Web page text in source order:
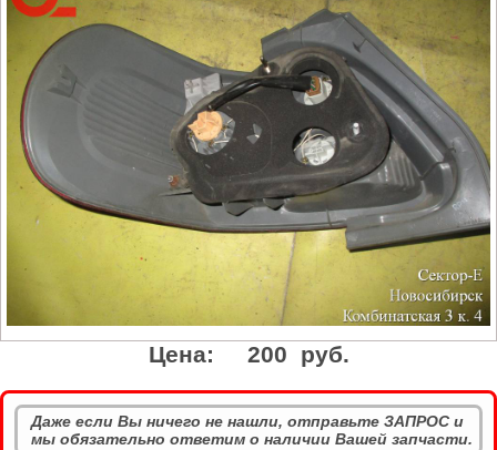
Цена: 200 руб.
Даже если Вы ничего не нашли, отправьте ЗАПРОС и
мы обязательно ответим о наличии Вашей запчасти.